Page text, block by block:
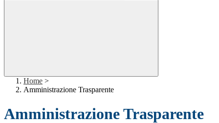
Home >
Amministrazione Trasparente
Amministrazione Trasparente